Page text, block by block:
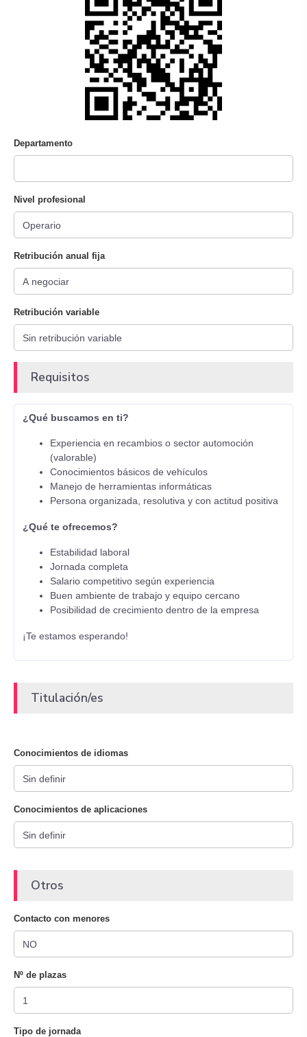
Departamento
Nivel profesional
Retribución anual fija
Retribución variable
Requisitos
¿Qué buscamos en ti?
Experiencia en recambios o sector automoción
(valorable)
Conocimientos básicos de vehículos
Manejo de herramientas informáticas
Persona organizada, resolutiva y con actitud positiva
¿Qué te ofrecemos?
Estabilidad laboral
Jornada completa
Salario competitivo según experiencia
Buen ambiente de trabajo y equipo cercano
Posibilidad de crecimiento dentro de la empresa
¡Te estamos esperando!
Titulación/es
Conocimientos de idiomas
Conocimientos de aplicaciones
Otros
Contacto con menores
Nº de plazas
Tipo de jornada